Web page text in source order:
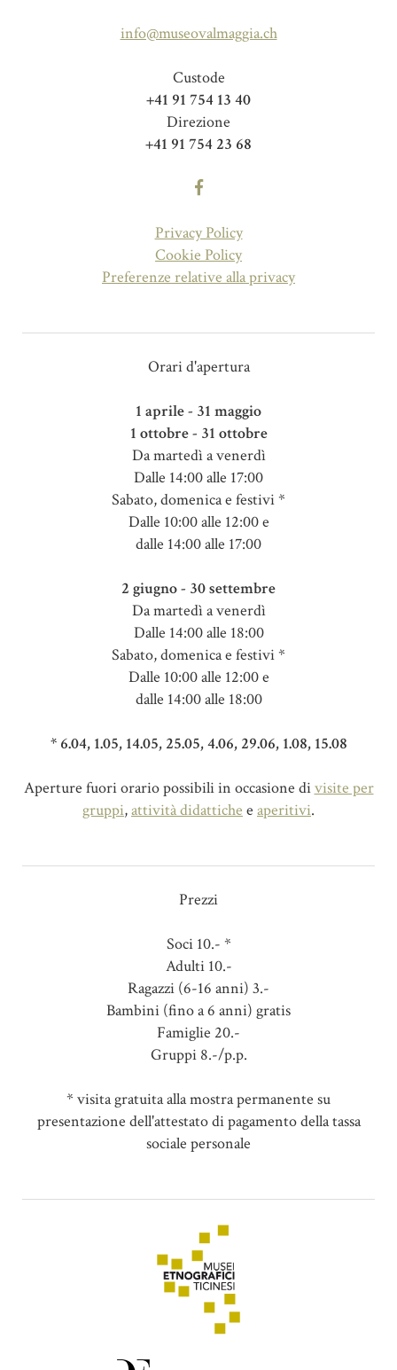
info@museovalmaggia.ch
Custode
+41 91 754 13 40
Direzione
+41 91 754 23 68
Privacy Policy
Cookie Policy
Preferenze relative alla privacy
Orari d'apertura
1 aprile - 31 maggio
1 ottobre - 31 ottobre
Da martedì a venerdì
Dalle 14:00 alle 17:00
Sabato, domenica e festivi *
Dalle 10:00 alle 12:00 e
dalle 14:00 alle 17:00
2 giugno - 30 settembre
Da martedì a venerdì
Dalle 14:00 alle 18:00
Sabato, domenica e festivi *
Dalle 10:00 alle 12:00 e
dalle 14:00 alle 18:00
* 6.04, 1.05, 14.05, 25.05, 4.06, 29.06, 1.08, 15.08
Aperture fuori orario possibili in occasione divisite per
gruppi,attività didattiche e aperitivi.
Prezzi
Soci 10.- *
Adulti 10.-
Ragazzi (6-16 anni) 3.-
Bambini (fino a 6 anni) gratis
Famiglie 20.-
Gruppi 8.-/p.p.
* visita gratuita alla mostra permanente su
presentazione dell'attestato di pagamento della tassa
sociale personale